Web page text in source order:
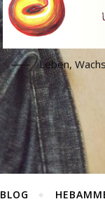
Leben,
BLOG